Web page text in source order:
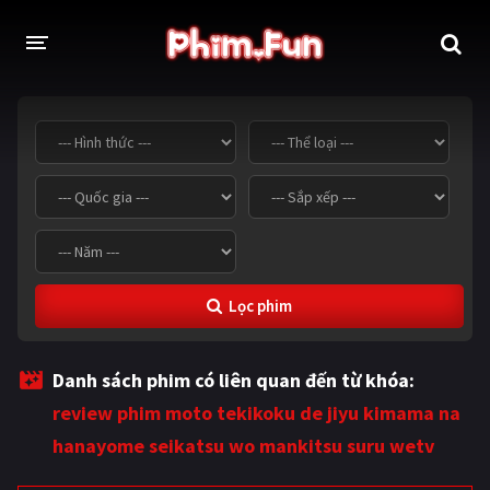
THỂ LOẠI
Thần thoại - Cổ trang Hành động
Tâm lý Chiến tranh
Võ thuật - Kiếm hiệp
Tội phạm - Hình sự
Viễn tưởng Khoa học - Tài liệu
Hoạt hình Thể thao
Tình cảm - Lãng mạn Kỳ ảo
Lọc phim
Danh sách phim có liên quan đến từ khóa:
review phim moto tekikoku de jiyu kimama na
hanayome seikatsu wo mankitsu suru wetv